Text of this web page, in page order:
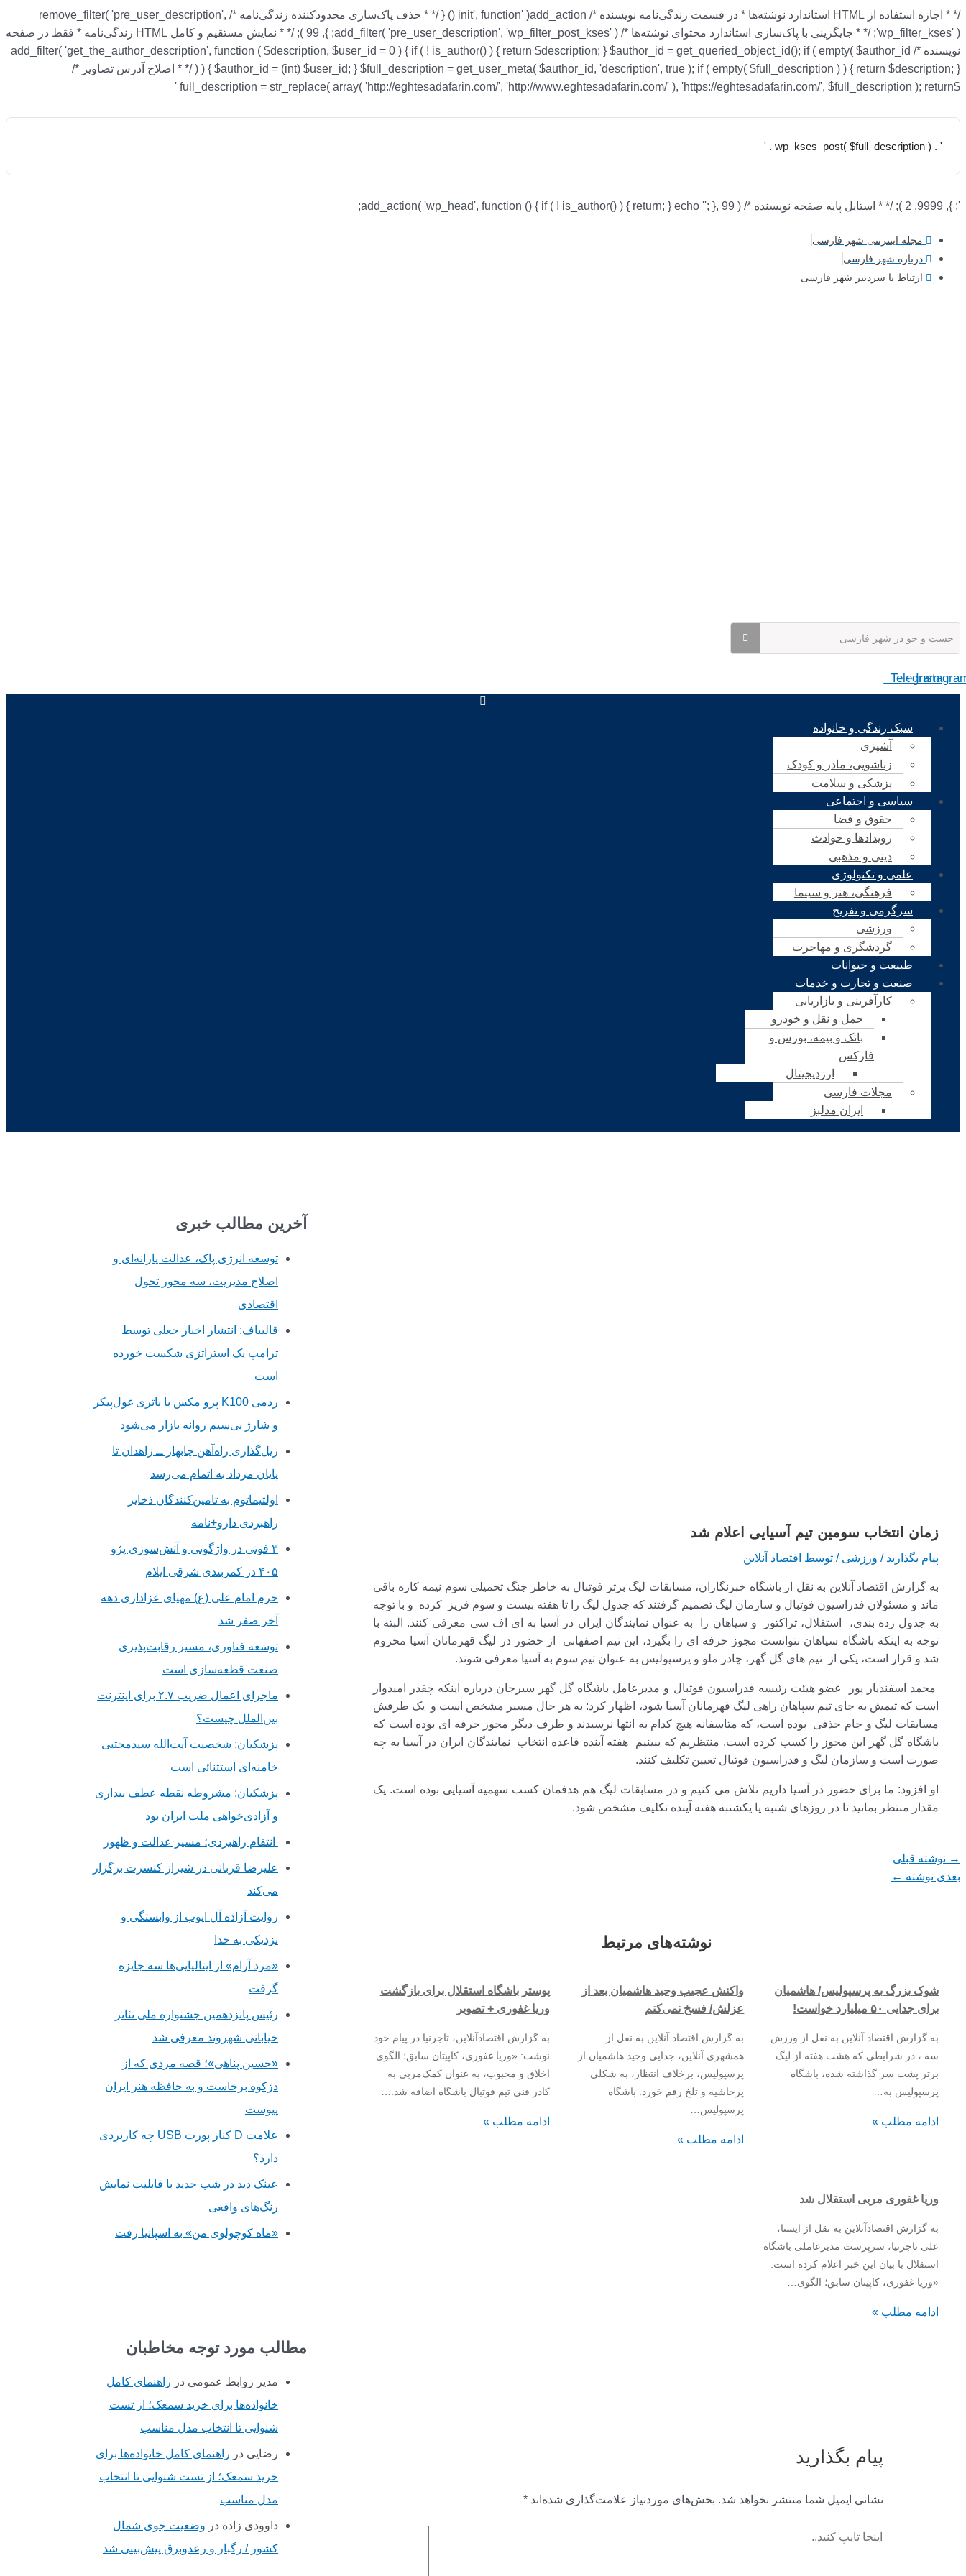
/* * اجازه استفاده از HTML استاندارد نوشته‌ها * در قسمت زندگی‌نامه نویسنده */ add_action( 'init', function () { /* * حذف پاک‌سازی محدودکننده زندگی‌نامه */ remove_filter( 'pre_user_description',
'wp_filter_kses' ); /* * جایگزینی با پاک‌سازی استاندارد محتوای نوشته‌ها */ add_filter( 'pre_user_description', 'wp_filter_post_kses' ); }, 99 ); /* * نمایش مستقیم و کامل HTML زندگی‌نامه * فقط در صفحه
نویسنده */ add_filter( 'get_the_author_description', function ( $description, $user_id = 0 ) { if ( ! is_author() ) { return $description; } $author_id = get_queried_object_id(); if ( empty( $author_id
) ) { $author_id = (int) $user_id; } $full_description = get_user_meta( $author_id, 'description', true ); if ( empty( $full_description ) ) { return $description; } /* * اصلاح آدرس تصاویر */
$full_description = str_replace( array( 'http://eghtesadafarin.com/', 'http://www.eghtesadafarin.com/' ), 'https://eghtesadafarin.com/', $full_description ); return '
' . wp_kses_post( $full_description ) . '
'; }, 9999, 2 ); /* * استایل پایه صفحه نویسنده */ add_action( 'wp_head', function () { if ( ! is_author() ) { return; } echo ' '; }, 99 );
به
محتوا
مجله اینترنتی شهر فارسی
درباره شهر فارسی
ارتباط با سردبیر شهر فارسی
Telegram
سبک زندگی و خانواده
آشپزی
زناشویی، مادر و کودک
پزشکی و سلامت
سیاسی و اجتماعی
حقوق و قضا
رویدادها و حوادث
دینی و مذهبی
علمی و تکنولوژی
فرهنگی، هنر و سینما
سرگرمی و تفریح
ورزشی
گردشگری و مهاجرت
طبیعت و حیوانات
صنعت و تجارت و خدمات
کارآفرینی و بازاریابی
حمل و نقل و خودرو
بانک و بیمه، بورس و
فارکس
ارزدیجیتال
مجلات فارسی
ایران مدلبز
زمان انتخاب سومین تیم آسیایی اعلام شد
پیام بگذارید / ورزشی / توسط اقتصاد آنلاین
به گزارش اقتصاد آنلاین به نقل از باشگاه خبرنگاران، مسابقات لیگ برتر فوتبال به خاطر جنگ تحمیلی سوم نیمه کاره باقی
ماند و مسئولان فدراسیون فوتبال و سازمان لیگ تصمیم گرفتند که جدول لیگ را تا هفته بیست و سوم فریز کرده و با توجه
به جدول رده بندی، استقلال، تراکتور و سپاهان را به عنوان نمایندگان ایران در آسیا به ای اف سی معرفی کنند. البته با
توجه به اینکه باشگاه سپاهان نتوانست مجوز حرفه ای را بگیرد، این تیم اصفهانی از حضور در لیگ قهرمانان آسیا محروم
شد و قرار است، یکی از تیم های گل گهر، چادر ملو و پرسپولیس به عنوان تیم سوم به آسیا معرفی شوند.
محمد اسفندیار پور عضو هیئت رئیسه فدراسیون فوتبال و مدیرعامل باشگاه گل گهر سیرجان درباره اینکه چقدر امیدوار
است که تیمش به جای تیم سپاهان راهی لیگ قهرمانان آسیا شود، اظهار کرد: به هر حال مسیر مشخص است و یک طرفش
مسابقات لیگ و جام حذفی بوده است، که متاسفانه هیچ کدام به انتها نرسیدند و طرف دیگر مجوز حرفه ای بوده است که
باشگاه گل گهر این مجوز را کسب کرده است. منتظریم که ببینیم هفته آینده قاعده انتخاب نمایندگان ایران در آسیا به چه
صورت است و سازمان لیگ و فدراسیون فوتبال تعیین تکلیف کنند.
او افزود: ما برای حضور در آسیا داریم تلاش می کنیم و در مسابقات لیگ هم هدفمان کسب سهمیه آسیایی بوده است. یک
مقدار منتظر بمانید تا در روزهای شنبه یا یکشنبه هفته آینده تکلیف مشخص شود.
→ نوشته قبلی
بعدی نوشته ←
نوشته‌های مرتبط
شوک بزرگ به پرسپولیس/ هاشمیان
برای جدایی ۵۰ میلیارد خواست!
به گزارش اقتصاد آنلاین به نقل از ورزش
سه ، در شرایطی که هشت هفته از لیگ
برتر پشت سر گذاشته شده، باشگاه
پرسپولیس به…
ادامه مطلب »
واکنش عجیب وحید هاشمیان بعد از
عزلش/ فسخ نمی‌کنم
به گزارش اقتصاد آنلاین به نقل از
همشهری آنلاین، جدایی وحید هاشمیان از
پرسپولیس، برخلاف انتظار، به شکلی
پرحاشیه و تلخ رقم خورد. باشگاه
پرسپولیس…
ادامه مطلب »
پوستر باشگاه استقلال برای بازگشت
وریا غفوری + تصویر
به گزارش اقتصادآنلاین، تاجرنیا در پیام خود
نوشت: «وریا غفوری، کاپیتان سابق؛ الگوی
اخلاق و محبوب، به عنوان کمک‌مربی به
کادر فنی تیم فوتبال باشگاه اضافه شد.…
ادامه مطلب »
وریا غفوری مربی استقلال شد
به گزارش اقتصادآنلاین به نقل از ایسنا،
علی تاجرنیا، سرپرست مدیرعاملی باشگاه
استقلال با بیان این خبر اعلام کرده است:
«وریا غفوری، کاپیتان سابق؛ الگوی…
ادامه مطلب »
پیام بگذارید
نشانی ایمیل شما منتشر نخواهد شد. بخش‌های موردنیاز علامت‌گذاری شده‌اند *
اینجا
تایپ
کنید..
نام*
ایمیل*
وبسایت
آخرین مطالب خبری
توسعه انرژی پاک، عدالت یارانه‌ای و
اصلاح مدیریت، سه محور تحول
اقتصادی
قالیباف: انتشار اخبار جعلی توسط
ترامپ یک استراتژی شکست خورده
است
ردمی K100 پرو مکس با باتری غول‌پیکر
و شارژ بی‌سیم روانه بازار می‌شود
ریل‌گذاری راه‌آهن چابهار ــ زاهدان تا
پایان مرداد به اتمام می‌رسد
اولتیماتوم به تامین‌کنندگان ذخایر
راهبردی دارو+نامه
۳ فوتی در واژگونی و آتش‌سوزی پژو
۴۰۵ در کمربندی شرقی ایلام
حرم امام علی (ع) مهیای عزاداری دهه
آخر صفر شد
توسعه فناوری، مسیر رقابت‌پذیری
صنعت قطعه‌سازی است
ماجرای اعمال ضریب ۲.۷ برای اینترنت
بین‌الملل چیست؟
پزشکیان: شخصیت آیت‌الله سیدمجتبی
خامنه‌ای استثنائی است
پزشکیان: مشروطه نقطه عطف بیداری
و آزادی‌خواهی ملت ایران بود
انتقام راهبردی؛ مسیر عدالت و ظهور
علیرضا قربانی در شیراز کنسرت برگزار
می‌کند
روایت آزاده آل ایوب از وابستگی و
نزدیکی به خدا
«مرد آرام» از ایتالیایی‌ها سه جایزه
گرفت
رئیس پانزدهمین جشنواره ملی تئاتر
خیابانی شهروند معرفی شد
«حسین پناهی»؛ قصه مردی که از
دژکوه برخاست و به حافظه هنر ایران
پیوست
علامت D کنار پورت USB چه کاربردی
دارد؟
عینک دید در شب جدید با قابلیت نمایش
رنگ‌های واقعی
«ماه کوچولوی من» به اسپانیا رفت
مطالب مورد توجه مخاطبان
مدیر روابط عمومی در راهنمای کامل
خانواده‌ها برای خرید سمعک؛ از تست
شنوایی تا انتخاب مدل مناسب
رضایی در راهنمای کامل خانواده‌ها برای
خرید سمعک؛ از تست شنوایی تا انتخاب
مدل مناسب
داوودی زاده در وضعیت جوی شمال
کشور / رگبار و رعدوبرق پیش‌بینی شد